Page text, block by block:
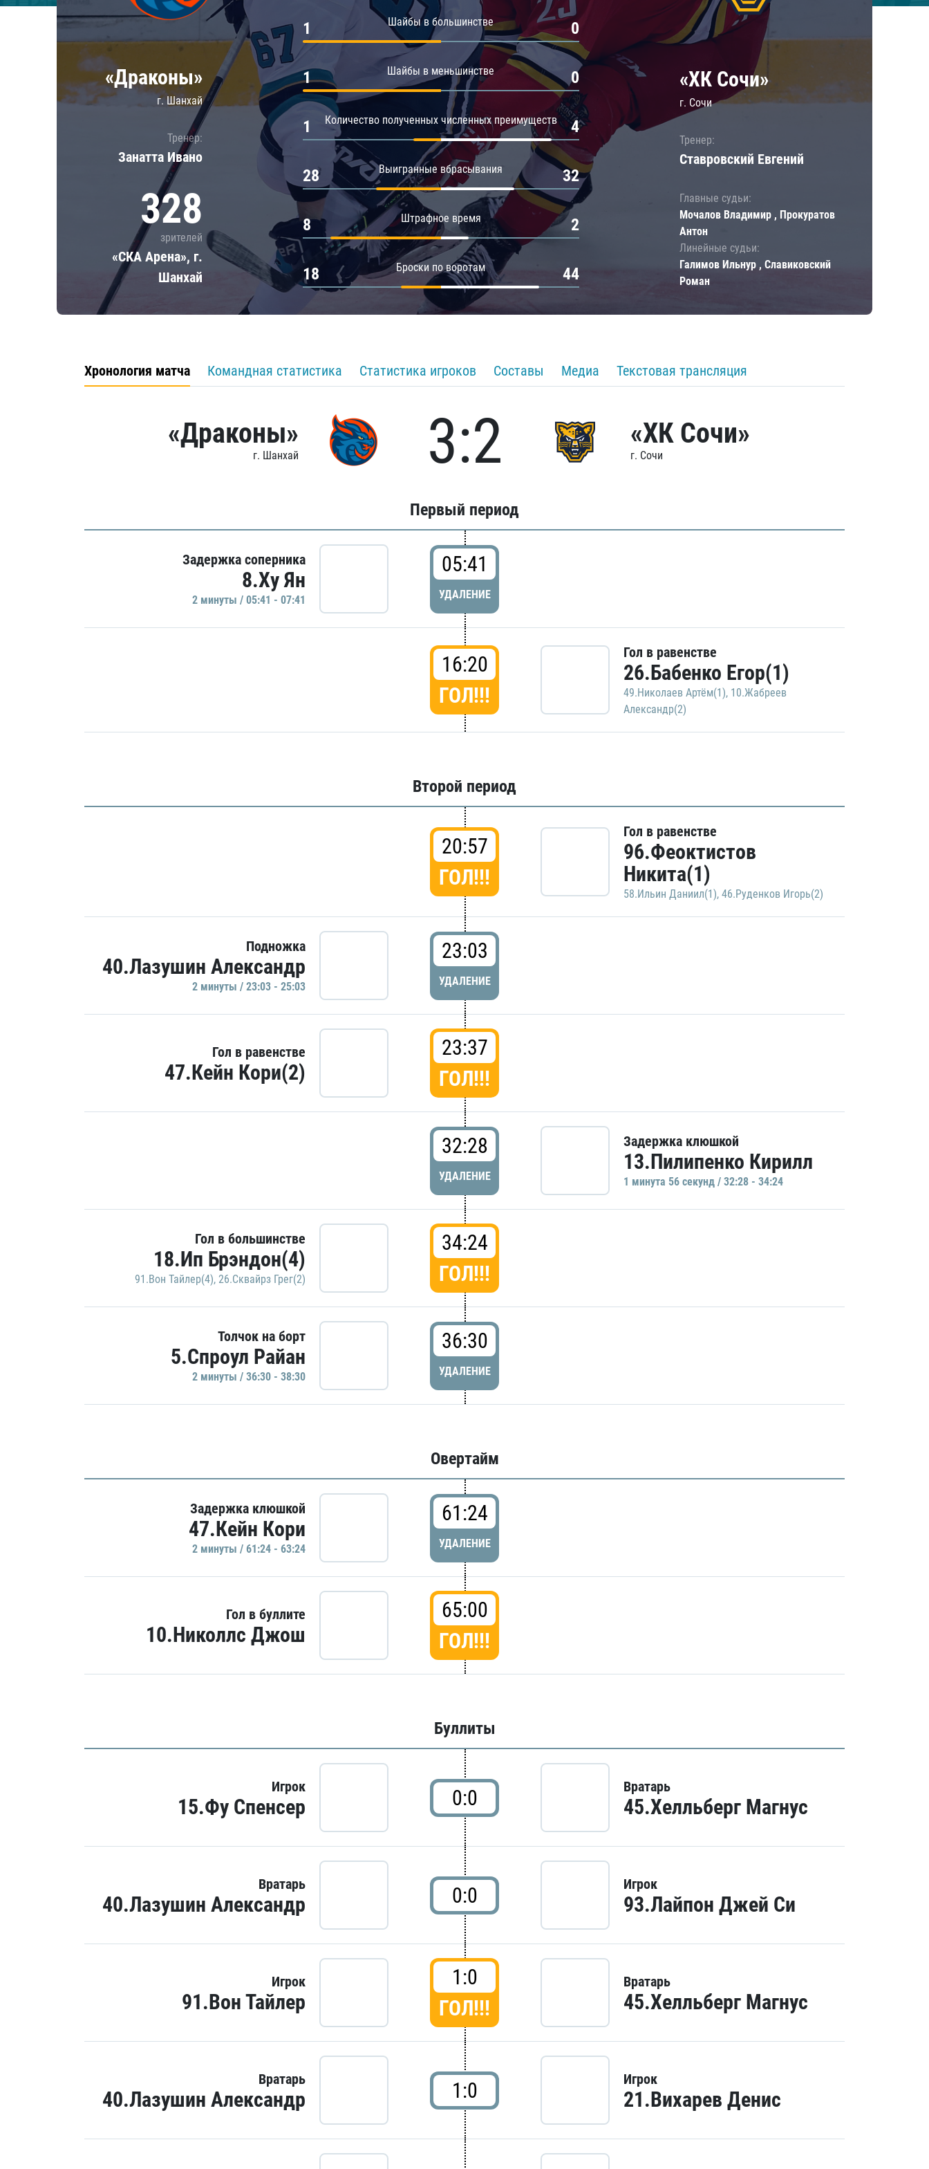
Локомотив
Шанхайские Драконы
Амур
Барыс
Салават Юлаев
«Драконы»
г. Шанхай
Тренер:
Занатта Иванo
328
зрителей
«СКА Арена», г.
Шанхай
Шайбы в большинстве
1 0
Шайбы в меньшинстве
1 0
Количество полученных численных преимуществ
1 4
Выигранные вбрасывания
28 32
Штрафное время
8 2
Броски по воротам
18 44
«ХК Сочи»
г. Сочи
Тренер:
Ставровский Евгений
Главные судьи:
Мочалов Владимир , Прокуратов
Антон
Линейные судьи:
Галимов Ильнур , Славиковский
Роман
Хронология матча Командная статистика Статистика игроков Составы Медиа Текстовая трансляция
«Драконы»
г. Шанхай 3:2 «ХК Сочи»
г. Сочи
Первый период
Задержка соперника
8.Ху Ян
2 минуты / 05:41 - 07:41
05:41
УДАЛЕНИЕ
16:20
ГОЛ!!!
Гол в равенстве
26.Бабенко Егор(1)
49.Николаев Артём(1), 10.Жабреев
Александр(2)
Второй период
20:57
ГОЛ!!!
Гол в равенстве
96.Феоктистов
Никита(1)
58.Ильин Даниил(1), 46.Руденков Игорь(2)
Подножка
40.Лазушин Александр
2 минуты / 23:03 - 25:03
23:03
УДАЛЕНИЕ
Гол в равенстве
47.Кейн Кори(2)
23:37
ГОЛ!!!
32:28
УДАЛЕНИЕ
Задержка клюшкой
13.Пилипенко Кирилл
1 минутa 56 секунд / 32:28 - 34:24
Гол в большинстве
18.Ип Брэндон(4)
91.Вон Тайлер(4), 26.Сквайрз Грег(2)
34:24
ГОЛ!!!
Толчок на борт
5.Спроул Райан
2 минуты / 36:30 - 38:30
36:30
УДАЛЕНИЕ
Овертайм
Задержка клюшкой
47.Кейн Кори
2 минуты / 61:24 - 63:24
61:24
УДАЛЕНИЕ
Гол в буллите
10.Николлс Джош
65:00
ГОЛ!!!
Буллиты
Игрок
15.Фу Спенсер 0:0 Вратарь
45.Хелльберг Магнус
Вратарь
40.Лазушин Александр 0:0 Игрок
93.Лайпон Джей Си
Игрок
91.Вон Тайлер
1:0
ГОЛ!!!
Вратарь
45.Хелльберг Магнус
Вратарь
40.Лазушин Александр 1:0 Игрок
21.Вихарев Денис